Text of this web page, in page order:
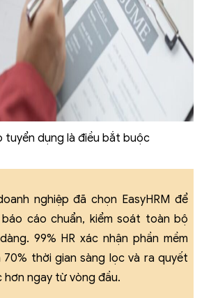
tuyển dụng là điều bắt buộc
nghiệp đã chọn EasyHRM để
báo cáo chuẩn, kiểm soát toàn bộ
99% HR xác nhận phần mềm
thời gian sàng lọc và ra quyết
hơn ngay từ vòng đầu.